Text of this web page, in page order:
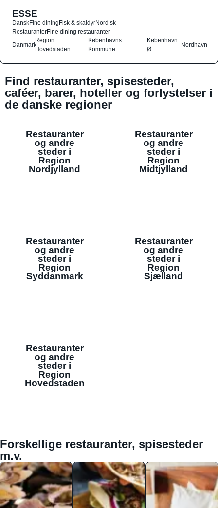
ESSE
DanskFine diningFisk & skaldyrNordisk
RestauranterFine dining restauranter
Danmark
Region
Hovedstaden
Københavns
Kommune
København
Ø
Nordhavn
Find restauranter, spisesteder,
caféer, barer, hoteller og forlystelser i
de danske regioner
Restauranter
og andre
steder i
Region
Nordjylland
Restauranter
og andre
steder i
Region
Midtjylland
Restauranter
og andre
steder i
Region
Syddanmark
Restauranter
og andre
steder i
Region
Sjælland
Restauranter
og andre
steder i
Region
Hovedstaden
Forskellige restauranter, spisesteder
m.v.